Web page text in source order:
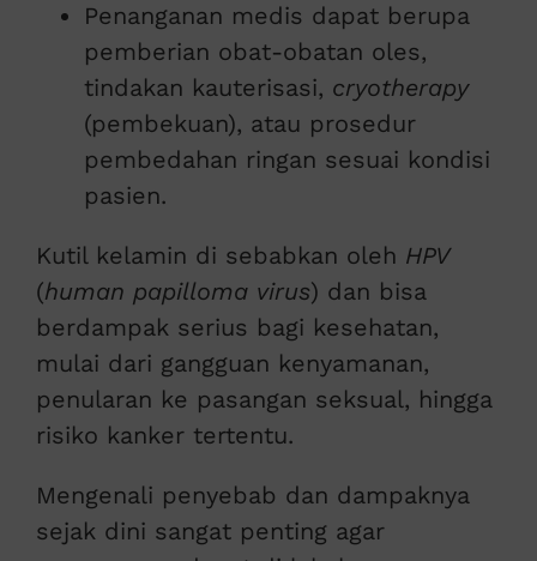
Penanganan medis dapat berupa
pemberian obat-obatan oles,
tindakan kauterisasi, cryotherapy
(pembekuan), atau prosedur
pembedahan ringan sesuai kondisi
pasien.
Kutil kelamin di sebabkan oleh HPV
(human papilloma virus) dan bisa
berdampak serius bagi kesehatan,
mulai dari gangguan kenyamanan,
penularan ke pasangan seksual, hingga
risiko kanker tertentu.
Mengenali penyebab dan dampaknya
sejak dini sangat penting agar